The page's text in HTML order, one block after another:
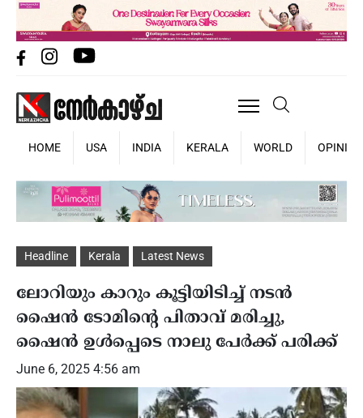
HOME USA INDIA KERALA WORLD OPINION
Headline Kerala Latest News
ലോറിയും കാറും കൂട്ടിയിടിച്ച് നടന്‍
ഷൈന്‍ ടോമിന്റെ പിതാവ് മരിച്ചു,
ഷൈന്‍ ഉള്‍പ്പെടെ നാലു പേര്‍ക്ക് പരിക്ക്
June 6, 2025 4:56 am